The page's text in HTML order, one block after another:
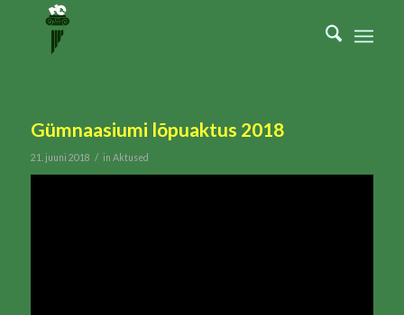
Gümnaasiumi lõpuaktus 2018
21. juuni 2018 / in Aktused